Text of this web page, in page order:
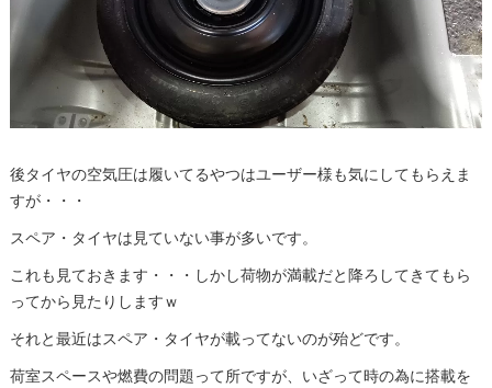
後タイヤの空気圧は履いてるやつはユーザー様も気にしてもらえま
すが・・・
スペア・タイヤは見ていない事が多いです。
これも見ておきます・・・しかし荷物が満載だと降ろしてきてもら
ってから見たりしますｗ
それと最近はスペア・タイヤが載ってないのが殆どです。
荷室スペースや燃費の問題って所ですが、いざって時の為に搭載を